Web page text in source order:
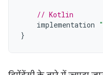
// Kotlin
implementation
}